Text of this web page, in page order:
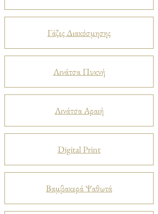
Γάζες Διακόσμησης
Λινάτσα Πυκνή
Λινάτσα Αραιή
Digital Print
Βαμβακερά Ψαθωτά